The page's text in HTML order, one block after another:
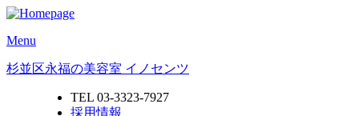
Menu
杉並区永福の美容室 イノセンツ
TEL 03-3323-7927
採用情報